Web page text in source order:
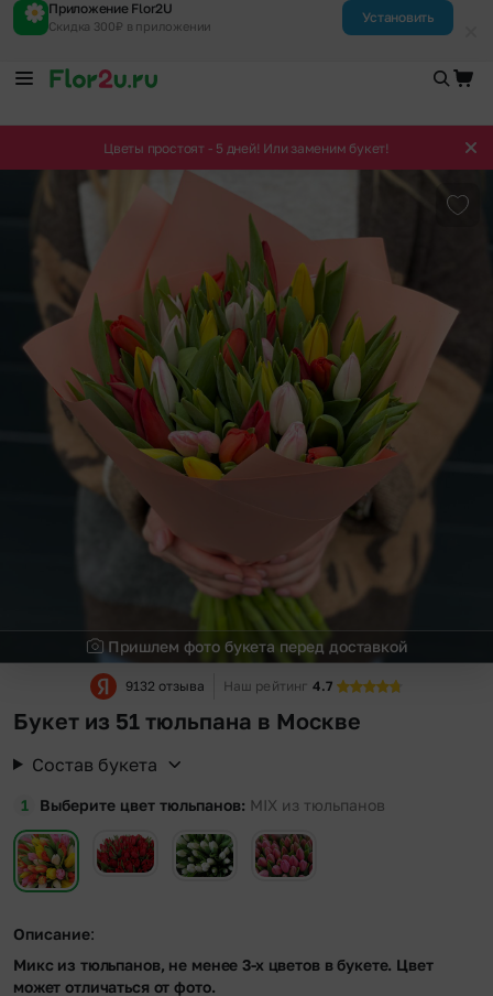
Приложение Flor2U
Скидка 300₽ в приложении
Установить
Цветы простоят - 5 дней! Или заменим букет!
Пришлем фото букета перед доставкой
9132 отзыва Наш рейтинг 4.7
Букет из 51 тюльпана в Москве
Состав букета
Выберите цвет тюльпанов MIX из тюльпанов
Описание:
Микс из тюльпанов, не менее 3-х цветов в букете. Цвет
может отличаться от фото.